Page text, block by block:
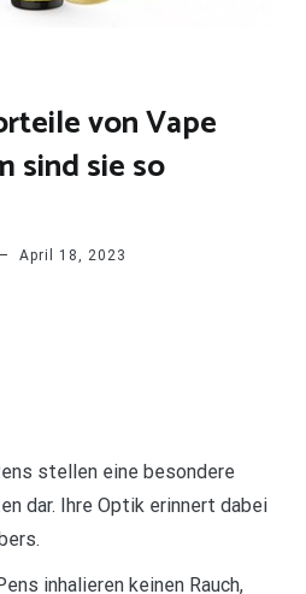
von Vape
sind sie so
April 18, 2023
stellen eine besondere
dar. Ihre Optik erinnert dabei
inhalieren keinen Rauch,